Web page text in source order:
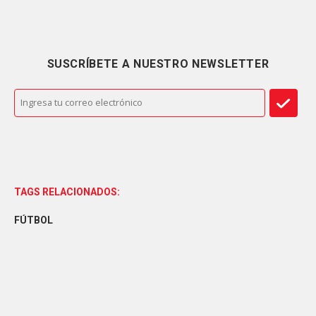
SUSCRÍBETE A NUESTRO NEWSLETTER
TAGS RELACIONADOS:
FÚTBOL